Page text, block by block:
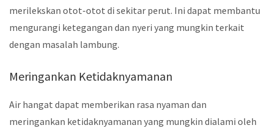
merilekskan otot-otot di sekitar perut. Ini dapat membantu
mengurangi ketegangan dan nyeri yang mungkin terkait
dengan masalah lambung.
Meringankan Ketidaknyamanan
Air hangat dapat memberikan rasa nyaman dan
meringankan ketidaknyamanan yang mungkin dialami oleh